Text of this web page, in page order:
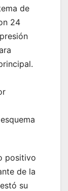
de
24
positivo
de la
su